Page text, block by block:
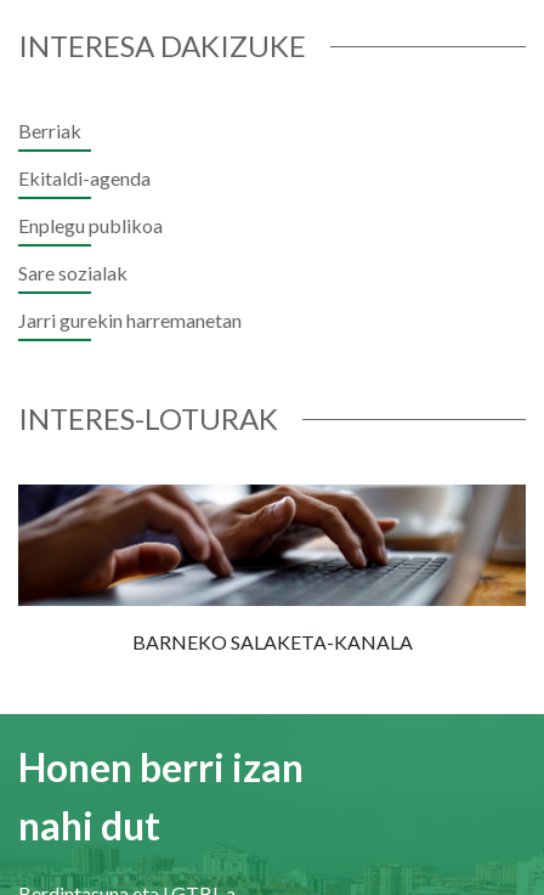
INTERESA DAKIZUKE
Berriak
Ekitaldi-agenda
Enplegu publikoa
Sare sozialak
Jarri gurekin harremanetan
INTERES-LOTURAK
BARNEKO SALAKETA-KANALA
Honen berri izan
nahi dut